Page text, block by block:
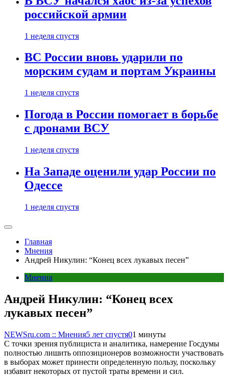
российской армии
1 неделя спустя
ВС России вновь ударили по
морским судам и портам Украины
1 неделя спустя
Погода в России помогает в борьбе
с дронами ВСУ
1 неделя спустя
На Западе оценили удар России по
Одессе
1 неделя спустя
Главная
Мнения
Андрей Никулин: “Конец всех лукавых песен”
Мнения
Андрей Никулин: “Конец всех
лукавых песен”
NEWSru.com :: Мнения5 лет спустя01 минуты
С точки зрения публициста и аналитика, намерение Госдумы
полностью лишить оппозиционеров возможности участвовать
в выборах может принести определенную пользу, поскольку
избавит некоторых от пустой траты времени и сил.